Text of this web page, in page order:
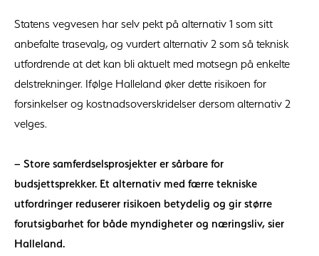
Statens vegvesen har selv pekt på alternativ 1 som sitt
anbefalte trasevalg, og vurdert alternativ 2 som så teknisk
utfordrende at det kan bli aktuelt med motsegn på enkelte
delstrekninger. Ifølge Halleland øker dette risikoen for
forsinkelser og kostnadsoverskridelser dersom alternativ 2
velges.
– Store samferdselsprosjekter er sårbare for
budsjettsprekker. Et alternativ med færre tekniske
utfordringer reduserer risikoen betydelig og gir større
forutsigbarhet for både myndigheter og næringsliv, sier
Halleland.